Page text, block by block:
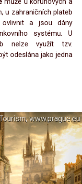
u zahraničních plateb
a jsou dány
systému. U
nelze využít tzv.
odeslána jako jedna